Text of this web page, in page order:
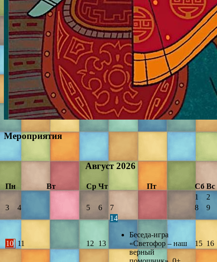
Мероприятия
Август 2026
Пн Вт Ср Чт Пт Сб Вс
1
2
3
4 5 6 7 8 9
10 11 12 13
14
Беседа-игра
«Светофор – наш
верный
15 16